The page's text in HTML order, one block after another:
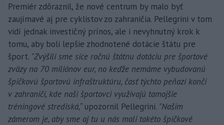
Premiér zdôraznil, že nové centrum by malo byť
zaujímavé aj pre cyklistov zo zahraničia. Pellegrini v tom
vidí jednak investičný prínos, ale i nevyhnutný krok k
tomu, aby boli lepšie zhodnotené dotácie štátu pre
šport. "Zvýšili sme síce ročnú štátnu dotáciu pre športové
zväzy na 70 miliónov eur, no keďže nemáme vybudovanú
špičkovú športovú infraštruktúru, časť týchto peňazí končí
v zahraničí, kde naši športovci využívajú tamojšie
tréningové strediská,“ upozornil Pellegrini. "Naším
zámerom je, aby sme aj tu u nás mali takéto špičkové